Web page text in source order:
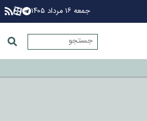
جمعه ۱۶ مرداد ۱۴۰۵